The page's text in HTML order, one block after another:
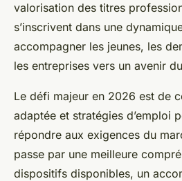
valorisation des titres
s’inscrivent dans une
accompagner les jeunes, les
les entreprises vers un avenir
Le défi majeur en 2026 est de
adaptée et stratégies d’emploi
répondre aux exigences du
passe par une meilleure
dispositifs disponibles, un